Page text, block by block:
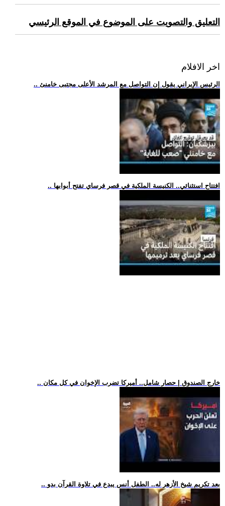
التعليق والتصويت على الموضوع في الموقع الرئيسي
اخر الافلام
.. الرئيس الإيراني يقول إن التواصل مع المرشد الأعلى مجتبى خامنئ
.. افتتاح استثنائي.. الكنيسة الملكية في قصر فرساي تفتح أبوابها
.. خارج الصندوق | حصار شامل.. أميركا تضرب الإخوان في كل مكان
.. بعد تكريم شيخ الأزهر له.. الطفل أنس يبدع في تلاوة القرآن بدو